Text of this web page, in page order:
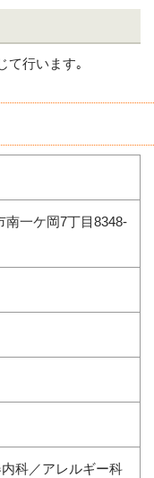
て行います｡
南一ケ岡7丁目8348-
科／アレルギー科